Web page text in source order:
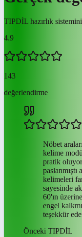
TIPDİL hazırlık
4.9
143
değerlendirme
Nöbet
kelime
pratik
paslanmıştı
kelimeleri
sayesinde
60'ın
engel
teşekkür
Önceki TIPDİL